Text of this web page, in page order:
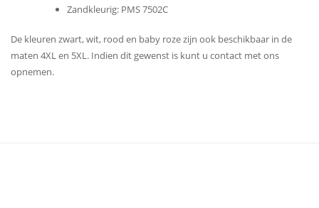
Zandkleurig: PMS 7502C
De kleuren zwart, wit, rood en baby roze zijn ook beschikbaar in de
maten 4XL en 5XL. Indien dit gewenst is kunt u contact met ons
opnemen.